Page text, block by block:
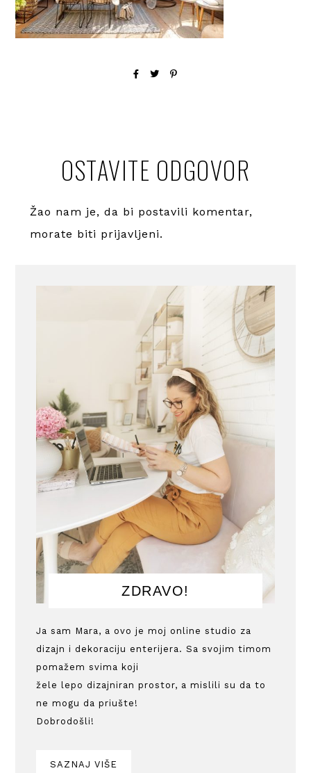
OSTAVITE ODGOVOR
Žao nam je, da bi postavili komentar,
morate biti prijavljeni.
ZDRAVO!
Ja sam Mara, a ovo je moj online studio za
dizajn i dekoraciju enterijera. Sa svojim timom
pomažem svima koji
žele lepo dizajniran prostor, a mislili su da to
ne mogu da priušte!
Dobrodošli!
SAZNAJ VIŠE